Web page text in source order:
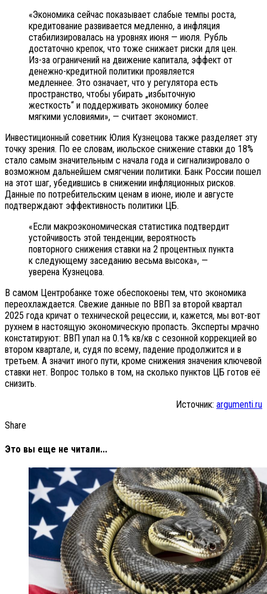
«Экономика сейчас показывает слабые темпы роста,
кредитование развивается медленно, а инфляция
стабилизировалась на уровнях июня — июля. Рубль
достаточно крепок, что тоже снижает риски для цен.
Из-за ограничений на движение капитала, эффект от
денежно-кредитной политики проявляется
медленнее. Это означает, что у регулятора есть
пространство, чтобы убирать „избыточную
жесткость“ и поддерживать экономику более
мягкими условиями», — считает экономист.
Инвестиционный советник Юлия Кузнецова также разделяет эту
точку зрения. По ее словам, июльское снижение ставки до 18%
стало самым значительным с начала года и сигнализировало о
возможном дальнейшем смягчении политики. Банк России пошел
на этот шаг, убедившись в снижении инфляционных рисков.
Данные по потребительским ценам в июне, июле и августе
подтверждают эффективность политики ЦБ.
«Если макроэкономическая статистика подтвердит
устойчивость этой тенденции, вероятность
повторного снижения ставки на 2 процентных пункта
к следующему заседанию весьма высока», —
уверена Кузнецова.
В самом Центробанке тоже обеспокоены тем, что экономика
переохлаждается. Свежие данные по ВВП за второй квартал
2025 года кричат о технической рецессии, и, кажется, мы вот-вот
рухнем в настоящую экономическую пропасть. Эксперты мрачно
констатируют: ВВП упал на 0.1% кв/кв с сезонной коррекцией во
втором квартале, и, судя по всему, падение продолжится и в
третьем. А значит иного пути, кроме снижения значения ключевой
ставки нет. Вопрос только в том, на сколько пунктов ЦБ готов её
снизить.
Источник: argumenti.ru
Share
Это вы еще не читали...